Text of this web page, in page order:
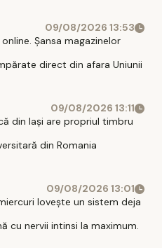
09/08/2026 13:53
Șansa magazinelor
direct din afara Uniunii
09/08/2026 13:11
din Iași are propriul timbru
din Romania
09/08/2026 13:01
lovește un sistem deja
cu nervii intinsi la maximum.